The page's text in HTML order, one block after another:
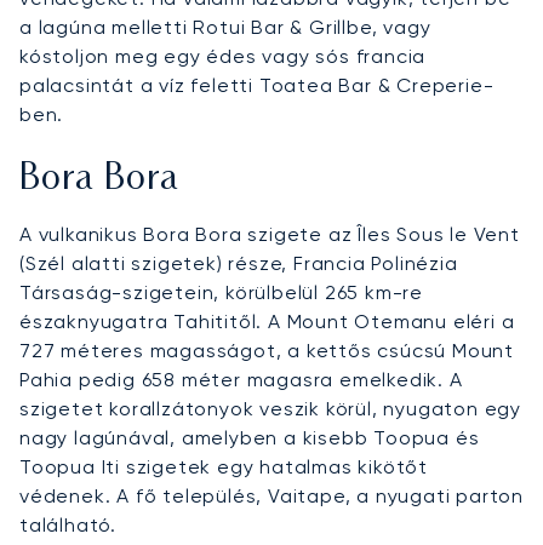
a lagúna melletti Rotui Bar & Grillbe, vagy
kóstoljon meg egy édes vagy sós francia
palacsintát a víz feletti Toatea Bar & Creperie-
ben.
Bora Bora
A vulkanikus Bora Bora szigete az Îles Sous le Vent
(Szél alatti szigetek) része, Francia Polinézia
Társaság-szigetein, körülbelül 265 km-re
északnyugatra Tahititől. A Mount Otemanu eléri a
727 méteres magasságot, a kettős csúcsú Mount
Pahia pedig 658 méter magasra emelkedik. A
szigetet korallzátonyok veszik körül, nyugaton egy
nagy lagúnával, amelyben a kisebb Toopua és
Toopua Iti szigetek egy hatalmas kikötőt
védenek. A fő település, Vaitape, a nyugati parton
található.